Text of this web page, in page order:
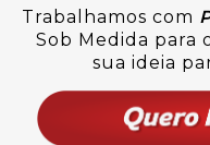
Trabalhamos com
Sob Medida para
sua ideia